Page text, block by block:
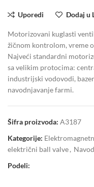
Uporedi Dodaj u
Motorizovani kuglasti
žičnom kontrolom, vreme
Najveći standardni
sa velikim protocima:
industrijski vodovodi,
navodnjavanje farmi.
Šifra proizvoda: A3187
Kategorije:
električni ball valve,
Podeli: